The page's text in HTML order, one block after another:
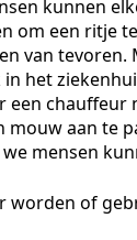
kunnen
om een ritje
van tevoren.
het
een chauffeur
mouw aan te
mensen
worden of